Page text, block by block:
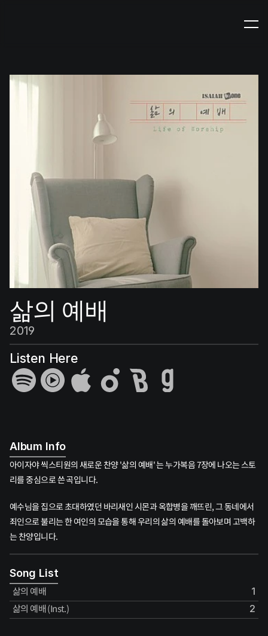
삶의 예배
2019
Listen Here
Album Info
아이자야 씩스티원의 새로운 찬양 '삶의 예배' 는 누가복음 7장에 나오는 스토
리를 중심으로 쓴 곡입니다.
예수님을 집으로 초대하였던 바리새인 시몬과 옥합병을 깨뜨린, 그 동네에서
죄인으로 불리는 한 여인의 모습을 통해 우리의 삶의 예배를 돌아보며 고백하
는 찬양입니다.
Song List
삶의 예배
1
삶의 예배 (Inst.) 2